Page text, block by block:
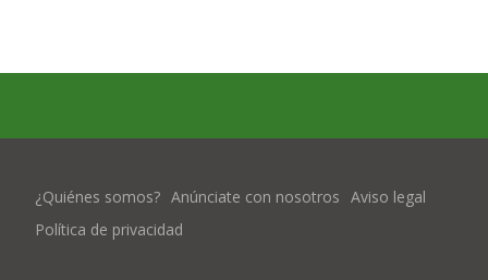
¿Quiénes somos? Anúnciate con nosotros Aviso legal
Política de privacidad